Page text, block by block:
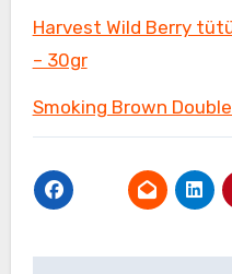
Harvest Wild Berry
– 30gr
Smoking Brown